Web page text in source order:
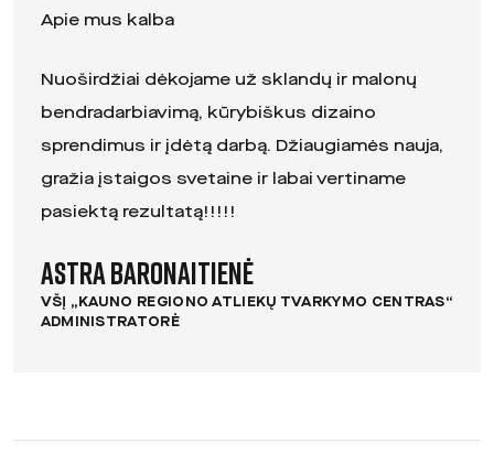
Apie mus kalba
Nuoširdžiai dėkojame už sklandų ir malonų
bendradarbiavimą, kūrybiškus dizaino
sprendimus ir įdėtą darbą. Džiaugiamės nauja,
gražia įstaigos svetaine ir labai vertiname
pasiektą rezultatą!!!!!
Astra Baronaitienė
VŠĮ „KAUNO REGIONO ATLIEKŲ TVARKYMO CENTRAS“
ADMINISTRATORĖ